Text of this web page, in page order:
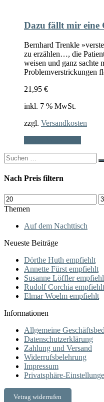
Dazu fällt mir eine
Bernhard Trenkle
zu erzählen…, die
weisen und ganz sachte
Problemverstrickungen
21,95 €
inkl. 7 % MwSt.
zzgl. Versandkosten
Search
for:
Nach Preis filtern
Min.
Preis
Themen
Auf dem Nachttisch
Neueste Beiträge
Dörthe Huth empfiehlt
Annette Fürst empfiehlt
Susanne Löffler
Rudolf Corchia empfiehlt
Elmar Woelm empfiehlt
Informationen
Allgemeine
Datenschutzerklärung
Zahlung und Versand
Widerrufsbelehrung
Impressum
Privatsphäre-
Vetrag widerrufen